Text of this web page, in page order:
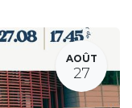
AOÛT
27